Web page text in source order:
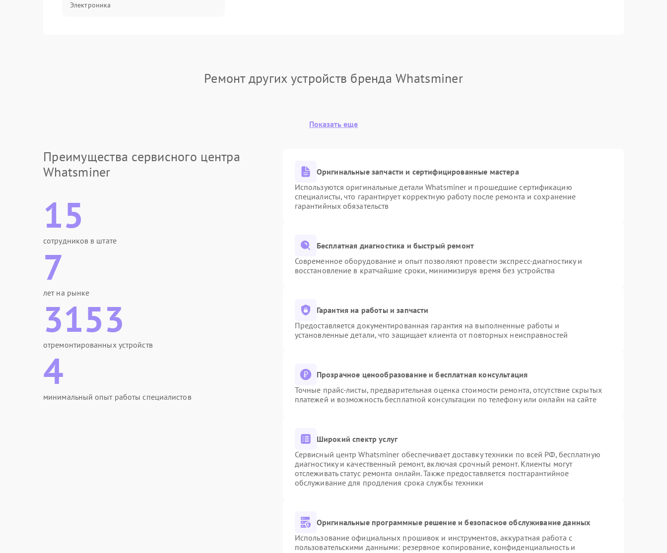
Электроника
Ремонт других устройств бренда Whatsminer
Показать еще
Преимущества сервисного центра
Whatsminer
15
сотрудников в штате
7
лет на рынке
3153
отремонтированных устройств
4
минимальный опыт работы специалистов
Оригинальные запчасти и сертифицированные мастера
Используются оригинальные детали Whatsminer и прошедшие сертификацию
специалисты, что гарантирует корректную работу после ремонта и сохранение
гарантийных обязательств
Бесплатная диагностика и быстрый ремонт
Современное оборудование и опыт позволяют провести экспресс-диагностику и
восстановление в кратчайшие сроки, минимизируя время без устройства
Гарантия на работы и запчасти
Предоставляется документированная гарантия на выполненные работы и
установленные детали, что защищает клиента от повторных неисправностей
Прозрачное ценообразование и бесплатная консультация
Точные прайс-листы, предварительная оценка стоимости ремонта, отсутствие скрытых
платежей и возможность бесплатной консультации по телефону или онлайн на сайте
Широкий спектр услуг
Сервисный центр Whatsminer обеспечивает доставку техники по всей РФ, бесплатную
диагностику и качественный ремонт, включая срочный ремонт. Клиенты могут
отслеживать статус ремонта онлайн. Также предоставляется постгарантийное
обслуживание для продления срока службы техники
Оригинальные программные решение и безопасное обслуживание данных
Использование официальных прошивок и инструментов, аккуратная работа с
пользовательскими данными: резервное копирование, конфиденциальность и